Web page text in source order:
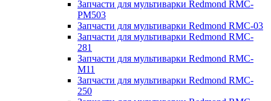
Запчасти для мультиварки Redmond RMC-
PM503
Запчасти для мультиварки Redmond RMC-03
Запчасти для мультиварки Redmond RMC-
281
Запчасти для мультиварки Redmond RMC-
M11
Запчасти для мультиварки Redmond RMC-
250